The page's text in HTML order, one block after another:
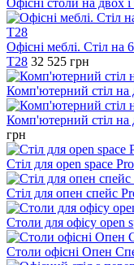
Офісні меблі. Стіл на
T28 32 525 грн
Комп'ютерний стіл на
Комп'ютерний стіл на
грн
Стіл для open space
Стіл для опен спейс
Столи для офісу open
Столи офісні Опен